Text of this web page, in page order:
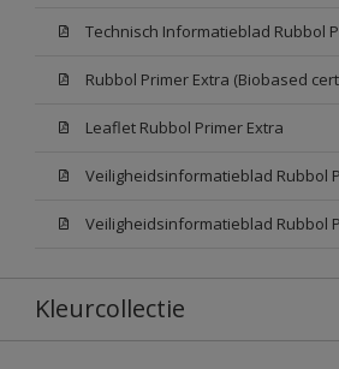
Rubbol Primer Extra (Biobased
Leaflet Rubbol Primer Extra
Kleurcollectie